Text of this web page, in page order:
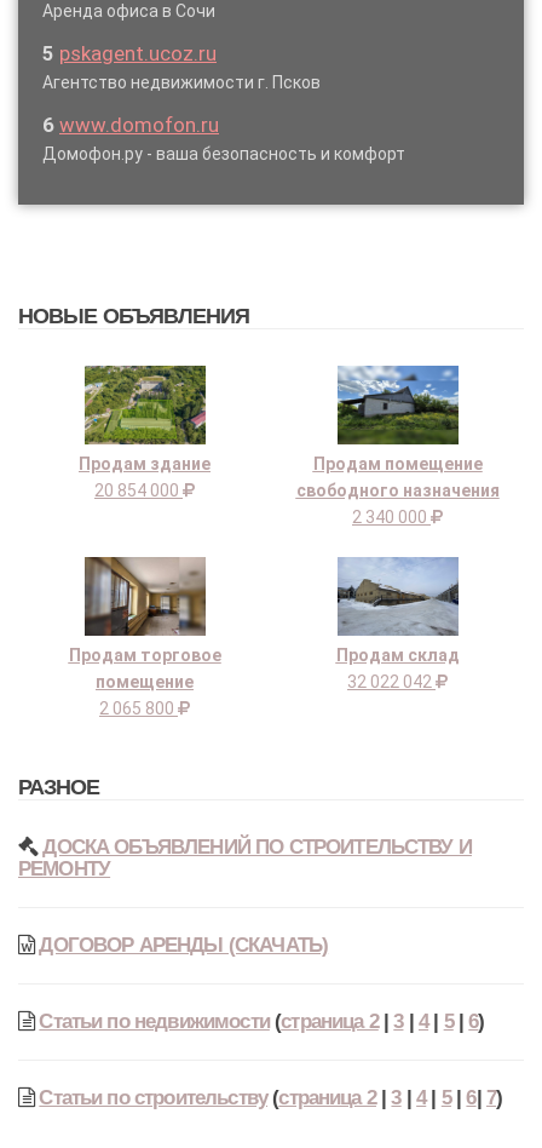
Аренда офиса в Сочи
5 pskagent.ucoz.ru
Агентство недвижимости г. Псков
6 www.domofon.ru
Домофон.ру - ваша безопасность и комфорт
НОВЫЕ ОБЪЯВЛЕНИЯ
Продам здание
20 854 000
Продам помещение
свободного назначения
2 340 000
Продам торговое
помещение
2 065 800
Продам склад
32 022 042
РАЗНОЕ
ДОСКА ОБЪЯВЛЕНИЙ ПО СТРОИТЕЛЬСТВУ И
РЕМОНТУ
ДОГОВОР АРЕНДЫ (СКАЧАТЬ)
Статьи по недвижимости(страница 2|3| 4| 5|6)
Статьи по строительству(страница 2|3|4| 5|6| 7)